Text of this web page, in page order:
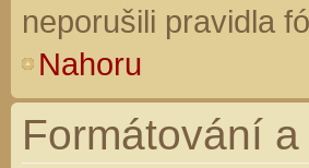
neporušili pravidla
Nahoru
Formátování